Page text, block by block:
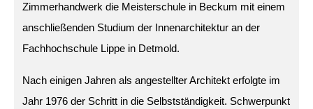
Zimmerhandwerk die Meisterschule in Beckum mit einem
anschließenden Studium der Innenarchitektur an der
Fachhochschule Lippe in Detmold.
Nach einigen Jahren als angestellter Architekt erfolgte im
Jahr 1976 der Schritt in die Selbstständigkeit. Schwerpunkt